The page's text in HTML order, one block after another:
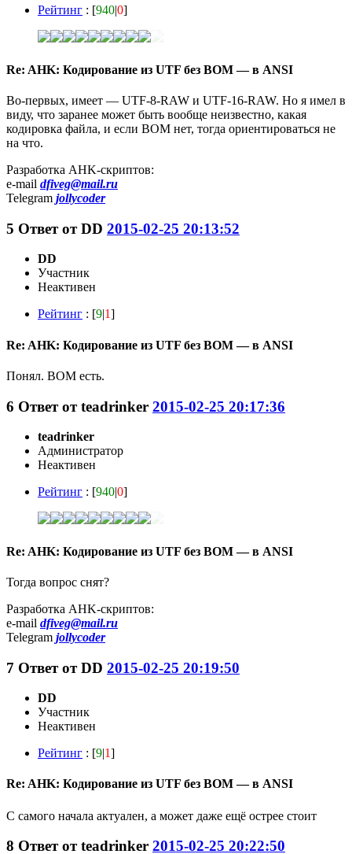
Рейтинг : [940|0]
Re: AHK: Кодирование из UTF без BOM — в ANSI
Во-первых, имеет — UTF-8-RAW и UTF-16-RAW. Но я имел в
виду, что заранее может быть вообще неизвестно, какая
кодировка файла, и если BOM нет, тогда ориентироваться не
на что.
Разработка AHK-скриптов:
e-mail dfiveg@mail.ru
Telegram jollycoder
5 Ответ отDD 2015-02-25 20:13:52
DD
Участник
Неактивен
Рейтинг : [9|1]
Re: AHK: Кодирование из UTF без BOM — в ANSI
Понял. BOM есть.
6 Ответ отteadrinker 2015-02-25 20:17:36
teadrinker
Администратор
Неактивен
Рейтинг : [940|0]
Re: AHK: Кодирование из UTF без BOM — в ANSI
Тогда вопрос снят?
Разработка AHK-скриптов:
e-mail dfiveg@mail.ru
Telegram jollycoder
7 Ответ отDD 2015-02-25 20:19:50
DD
Участник
Неактивен
Рейтинг : [9|1]
Re: AHK: Кодирование из UTF без BOM — в ANSI
С самого начала актуален, а может даже ещё острее стоит
8 Ответ отteadrinker 2015-02-25 20:22:50